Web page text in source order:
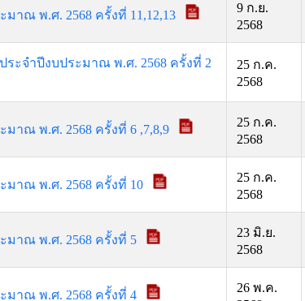
าณ พ.ศ. 2568 ครั้งที่ 11,12,13
9 ก.ย.
2568
ะจำปีงบประมาณ พ.ศ. 2568 ครั้งที่ 2
25 ก.ค.
2568
าณ พ.ศ. 2568 ครั้งที่ 6 ,7,8,9
25 ก.ค.
2568
มาณ พ.ศ. 2568 ครั้งที่ 10
25 ก.ค.
2568
มาณ พ.ศ. 2568 ครั้งที่ 5
23 มิ.ย.
2568
มาณ พ.ศ. 2568 ครั้งที่ 4
26 พ.ค.